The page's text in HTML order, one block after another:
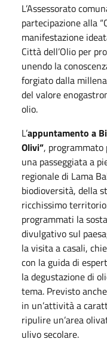
L’Assessorato
partecipazione alla
manifestazione
Città dell’Olio per
unendo la
forgiato dalla
del valore
olio.
L’appuntamento a
Olivi”, programmato
una passeggiata a
regionale di Lama
biodioversità, della
ricchissimo
programmati la
divulgativo sul
la visita a casali,
con la guida di
la degustazione di
tema. Previsto
in un’attività a
ripulire un’area
ulivo secolare.